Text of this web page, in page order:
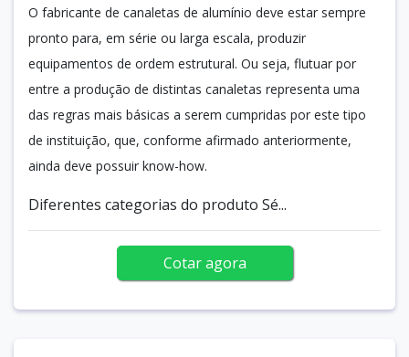
O fabricante de canaletas de alumínio deve estar sempre
pronto para, em série ou larga escala, produzir
equipamentos de ordem estrutural. Ou seja, flutuar por
entre a produção de distintas canaletas representa uma
das regras mais básicas a serem cumpridas por este tipo
de instituição, que, conforme afirmado anteriormente,
ainda deve possuir know-how.
Diferentes categorias do produto Sé...
Cotar agora